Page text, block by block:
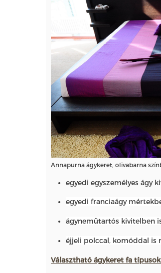
Annapurna ágykeret, olivabarna
egyedi egyszemélyes ágy
egyedi franciaágy
ágyneműtartós kivitelben
éjjeli polccal, komóddal is
Választható ágykeret fa